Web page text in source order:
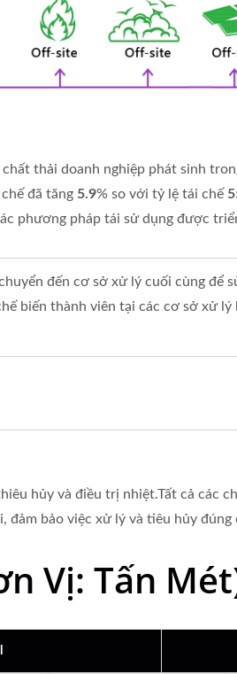
thải doanh nghiệp phát sinh
đã tăng 5.9% so với tỷ lệ tái chế
phương pháp tái sử dụng được
đến cơ sở xử lý cuối cùng để
biến thành viên tại các cơ sở xử lý
hủy và điều trị nhiệt.Tất cả các
bảo việc xử lý và tiêu hủy đúng
Vị: Tấn